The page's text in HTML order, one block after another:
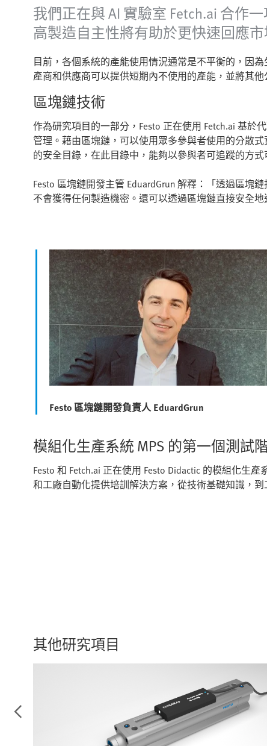
我們正在與 AI 實驗室 Fetch.ai 合作
高製造自主性將有助於更快速回應
目前，各個系統的產能使用情況通常是不平衡的，因
產商和供應商可以提供短期內不使用的產能，並將其
區塊鏈技術
作為研究項目的一部分，Festo 正在使用 Fetch.ai 基
管理。藉由區塊鏈，可以使用眾多參與者使用的分散
的安全目錄，在此目錄中，能夠以參與者可追蹤的方式
Festo 區塊鏈開發主管 EduardGrun 解釋：「透過區塊
不會獲得任何製造機密。還可以透過區塊鏈直接安全地
Festo 區塊鏈開發負責人 EduardGrun
模組化生產系統 MPS 的第一個測試
Festo 和 Fetch.ai 正在使用 Festo Didactic 的模組化生產
和工廠自動化提供培訓解決方案，從技術基礎知識，
其他研究項目